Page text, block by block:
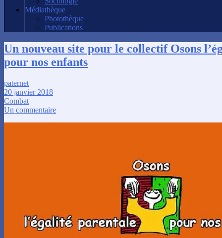
Médiathèque
Photothèque
Publications
Un nouveau site pour le collectif Osons
pour nos enfants
paternet
20 janvier 2018
Combat
Un commentaire